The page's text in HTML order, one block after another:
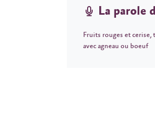
La parole
Fruits rouges et
avec agneau ou boeuf